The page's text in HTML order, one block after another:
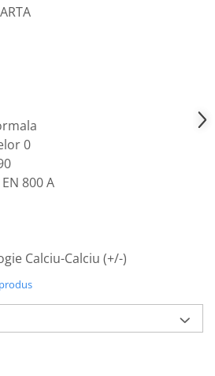
0
800 A
Calciu-Calciu (+/-)